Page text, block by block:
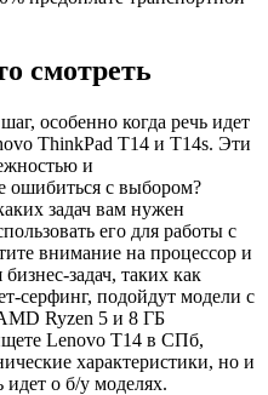
смотреть
особенно когда речь идет
ThinkPad T14 и T14s. Эти
и
ошибиться с выбором?
задач вам нужен
его для работы с
внимание на процессор и
задач, таких как
серфинг, подойдут модели с
Ryzen 5 и 8 ГБ
Lenovo T14 в СПб,
характеристики, но и
идет о б/у моделях.